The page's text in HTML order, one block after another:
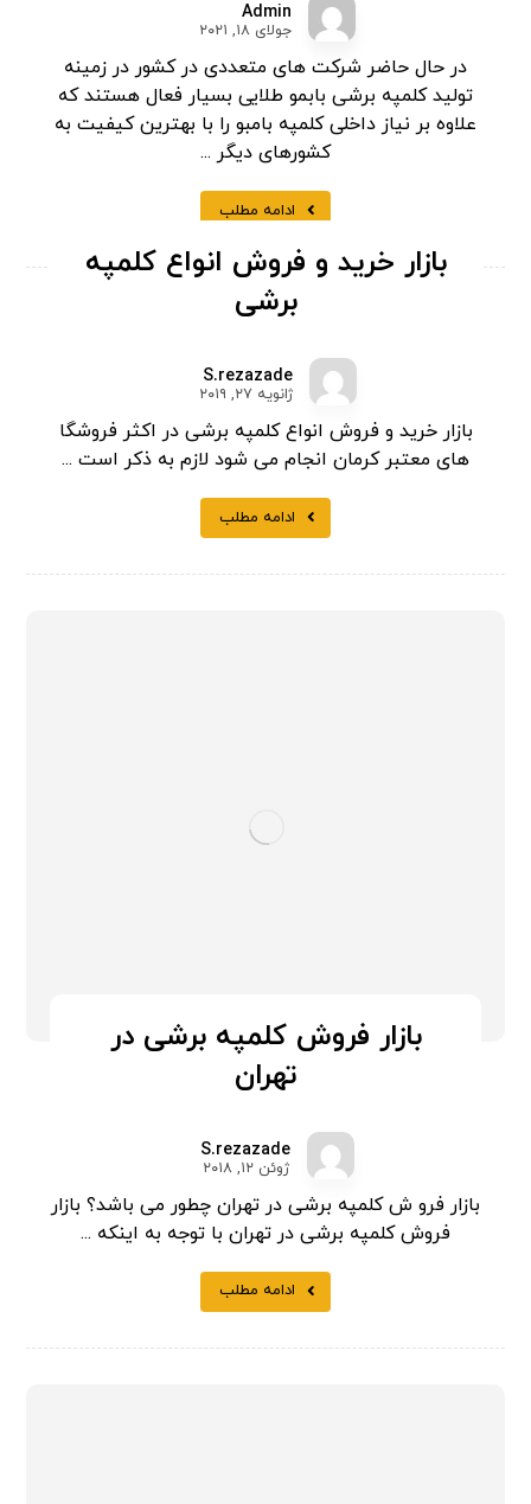
Admin
جولای ۱۸, ۲۰۲۱
در حال حاضر شرکت های متعددی در کشور در زمینه
تولید کلمپه برشی بابمو طلایی بسیار فعال هستند که
علاوه بر نیاز داخلی کلمپه بامبو را با بهترین کیفیت به
کشورهای دیگر ...
ادامه مطلب
بازار خرید و فروش انواع کلمپه
برشی
S.rezazade
ژانویه ۲۷, ۲۰۱۹
بازار خرید و فروش انواع کلمپه برشی در اکثر فروشگا
های معتبر کرمان انجام می شود لازم به ذکر است ...
ادامه مطلب
بازار فروش کلمپه برشی در
تهران
S.rezazade
ژوئن ۱۲, ۲۰۱۸
بازار فرو ش کلمپه برشی در تهران چطور می باشد؟ بازار
فروش کلمپه برشی در تهران با توجه به اینکه ...
ادامه مطلب